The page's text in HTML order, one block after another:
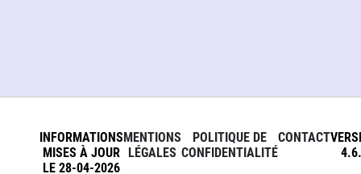
INFORMATIONS
MISES À JOUR
LE 28-04-2026
MENTIONS
LÉGALES
POLITIQUE DE
CONFIDENTIALITÉ
CONTACT